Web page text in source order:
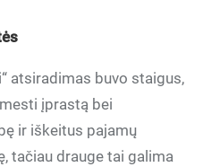
atsiradimas buvo staigus,
įprastą bei
ir iškeitus pajamų
tačiau drauge tai galima